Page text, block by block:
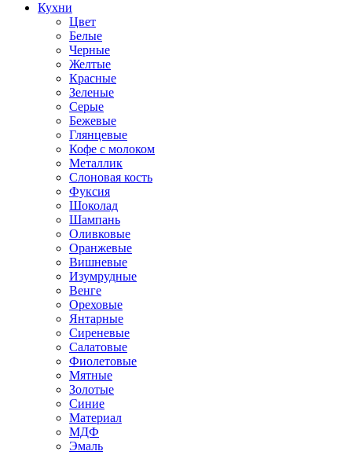
Кухни
Цвет
Белые
Черные
Желтые
Красные
Зеленые
Серые
Бежевые
Глянцевые
Кофе с молоком
Металлик
Слоновая кость
Фуксия
Шоколад
Шампань
Оливковые
Оранжевые
Вишневые
Изумрудные
Венге
Ореховые
Янтарные
Сиреневые
Салатовые
Фиолетовые
Мятные
Золотые
Синие
Материал
МДФ
Эмаль